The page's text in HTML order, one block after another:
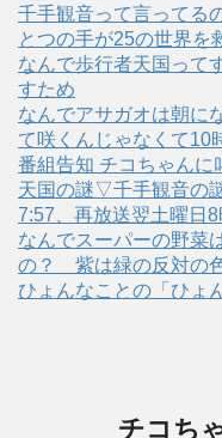
千手観音って言ってる
とつの手が25の世界を
なんで歩行者天国って
すため
なんでアサガオは朝に
て咲くんじゃなくて10
番組告知 チコちゃん
天国の謎▽千手観音の
7:57、再放送翌土曜日
なんでスーパーの野菜
の？ 紫は緑の反対の
ひょんなことの「ひ
チコち